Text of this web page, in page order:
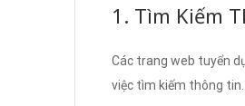
1. Tìm Kiếm
Các trang web tuyển
việc tìm kiếm thông